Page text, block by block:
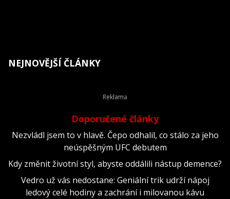
NEJNOVĚJŠÍ ČLÁNKY
Doporučené články
Nezvládl jsem to v hlavě. Čepo odhalil, co stálo za jeho
neúspěšným UFC debutem
Kdy změnit životní styl, abyste oddálili nástup demence?
Vedro už vás nedostane: Geniální trik udrží nápoj
ledový celé hodiny a zachrání i milovanou kávu